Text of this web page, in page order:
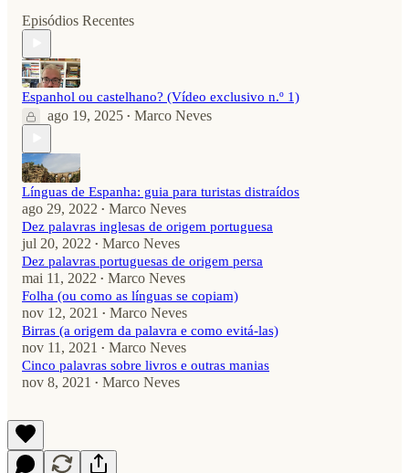
Episódios Recentes
Espanhol ou castelhano? (Vídeo exclusivo n.º 1)
ago 19, 2025 • Marco Neves
Línguas de Espanha: guia para turistas distraídos
ago 29, 2022 • Marco Neves
Dez palavras inglesas de origem portuguesa
jul 20, 2022 • Marco Neves
Dez palavras portuguesas de origem persa
mai 11, 2022 • Marco Neves
Folha (ou como as línguas se copiam)
nov 12, 2021 • Marco Neves
Birras (a origem da palavra e como evitá-las)
nov 11, 2021 • Marco Neves
Cinco palavras sobre livros e outras manias
nov 8, 2021 • Marco Neves